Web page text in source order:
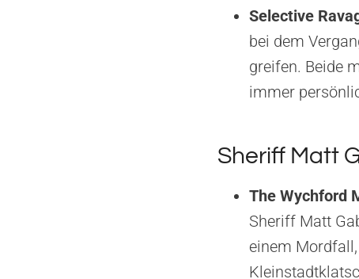
Selective
bei dem
greifen. Beide
immer
Sheriff Matt
The Wychford
Sheriff Matt
einem